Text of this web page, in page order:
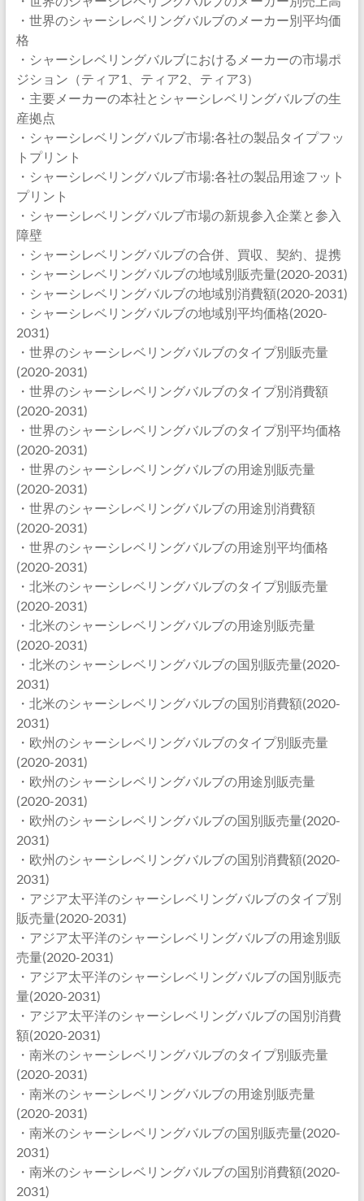
・世界のシャーシレベリングバルブのメーカー別平均価
格
・シャーシレベリングバルブにおけるメーカーの市場ポ
ジション（ティア1、ティア2、ティア3）
・主要メーカーの本社とシャーシレベリングバルブの生
産拠点
・シャーシレベリングバルブ市場:各社の製品タイプフッ
トプリント
・シャーシレベリングバルブ市場:各社の製品用途フット
プリント
・シャーシレベリングバルブ市場の新規参入企業と参入
障壁
・シャーシレベリングバルブの合併、買収、契約、提携
・シャーシレベリングバルブの地域別販売量(2020-2031)
・シャーシレベリングバルブの地域別消費額(2020-2031)
・シャーシレベリングバルブの地域別平均価格(2020-
2031)
・世界のシャーシレベリングバルブのタイプ別販売量
(2020-2031)
・世界のシャーシレベリングバルブのタイプ別消費額
(2020-2031)
・世界のシャーシレベリングバルブのタイプ別平均価格
(2020-2031)
・世界のシャーシレベリングバルブの用途別販売量
(2020-2031)
・世界のシャーシレベリングバルブの用途別消費額
(2020-2031)
・世界のシャーシレベリングバルブの用途別平均価格
(2020-2031)
・北米のシャーシレベリングバルブのタイプ別販売量
(2020-2031)
・北米のシャーシレベリングバルブの用途別販売量
(2020-2031)
・北米のシャーシレベリングバルブの国別販売量(2020-
2031)
・北米のシャーシレベリングバルブの国別消費額(2020-
2031)
・欧州のシャーシレベリングバルブのタイプ別販売量
(2020-2031)
・欧州のシャーシレベリングバルブの用途別販売量
(2020-2031)
・欧州のシャーシレベリングバルブの国別販売量(2020-
2031)
・欧州のシャーシレベリングバルブの国別消費額(2020-
2031)
・アジア太平洋のシャーシレベリングバルブのタイプ別
販売量(2020-2031)
・アジア太平洋のシャーシレベリングバルブの用途別販
売量(2020-2031)
・アジア太平洋のシャーシレベリングバルブの国別販売
量(2020-2031)
・アジア太平洋のシャーシレベリングバルブの国別消費
額(2020-2031)
・南米のシャーシレベリングバルブのタイプ別販売量
(2020-2031)
・南米のシャーシレベリングバルブの用途別販売量
(2020-2031)
・南米のシャーシレベリングバルブの国別販売量(2020-
2031)
・南米のシャーシレベリングバルブの国別消費額(2020-
2031)